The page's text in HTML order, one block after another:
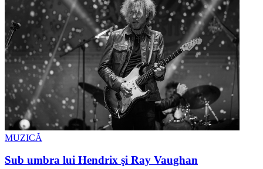
MUZICĂ
Sub umbra lui Hendrix şi Ray Vaughan